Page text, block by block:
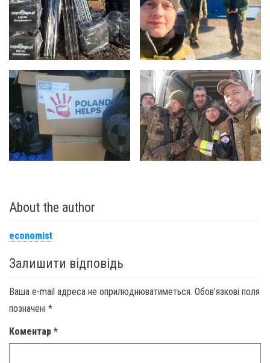
About the author
economist
Залишити відповідь
Ваша e-mail адреса не оприлюднюватиметься. Обов’язкові поля
позначені *
Коментар *